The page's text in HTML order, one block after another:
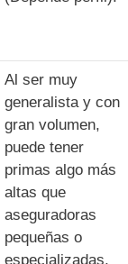
Al ser muy
generalista y con
gran volumen,
puede tener
primas algo más
altas que
aseguradoras
pequeñas o
especializadas,